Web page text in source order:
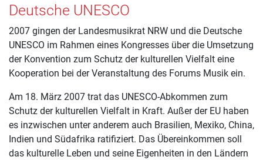
Deutsche UNESCO
2007 gingen der Landesmusikrat NRW und die Deutsche
UNESCO im Rahmen eines Kongresses über die Umsetzung
der Konvention zum Schutz der kulturellen Vielfalt eine
Kooperation bei der Veranstaltung des Forums Musik ein.
Am 18. März 2007 trat das UNESCO-Abkommen zum
Schutz der kulturellen Vielfalt in Kraft. Außer der EU haben
es inzwischen unter anderem auch Brasilien, Mexiko, China,
Indien und Südafrika ratifiziert. Das Übereinkommen soll
das kulturelle Leben und seine Eigenheiten in den Ländern